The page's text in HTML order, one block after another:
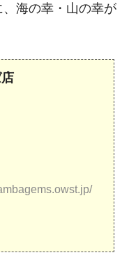
海の幸・山の幸が